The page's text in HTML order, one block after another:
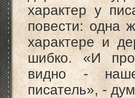
характер у
повести: одна
характере и
шибко. «И про
видно -
писатель», -